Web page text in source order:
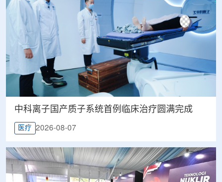
中科离子国产质子系统首例临床治疗圆满完成
医疗 2026-08-07